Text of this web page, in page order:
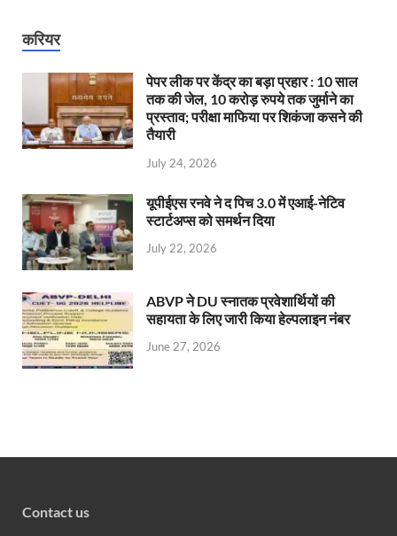
करियर
पेपर लीक पर केंद्र का बड़ा प्रहार : 10 साल
तक की जेल, 10 करोड़ रुपये तक जुर्माने का
प्रस्ताव; परीक्षा माफिया पर शिकंजा कसने की
तैयारी
July 24, 2026
यूपीईएस रनवे ने द पिच 3.0 में एआई-नेटिव
स्टार्टअप्स को समर्थन दिया
July 22, 2026
ABVP ने DU स्नातक प्रवेशार्थियों की
सहायता के लिए जारी किया हेल्पलाइन नंबर
June 27, 2026
Contact us